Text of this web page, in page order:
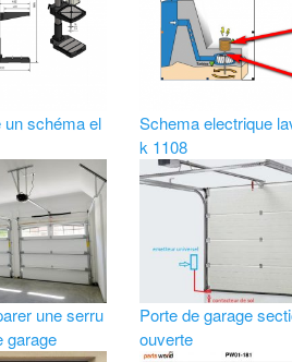
schéma el
Schema electrique
k 1108
une serru
garage
Porte de garage
ouverte